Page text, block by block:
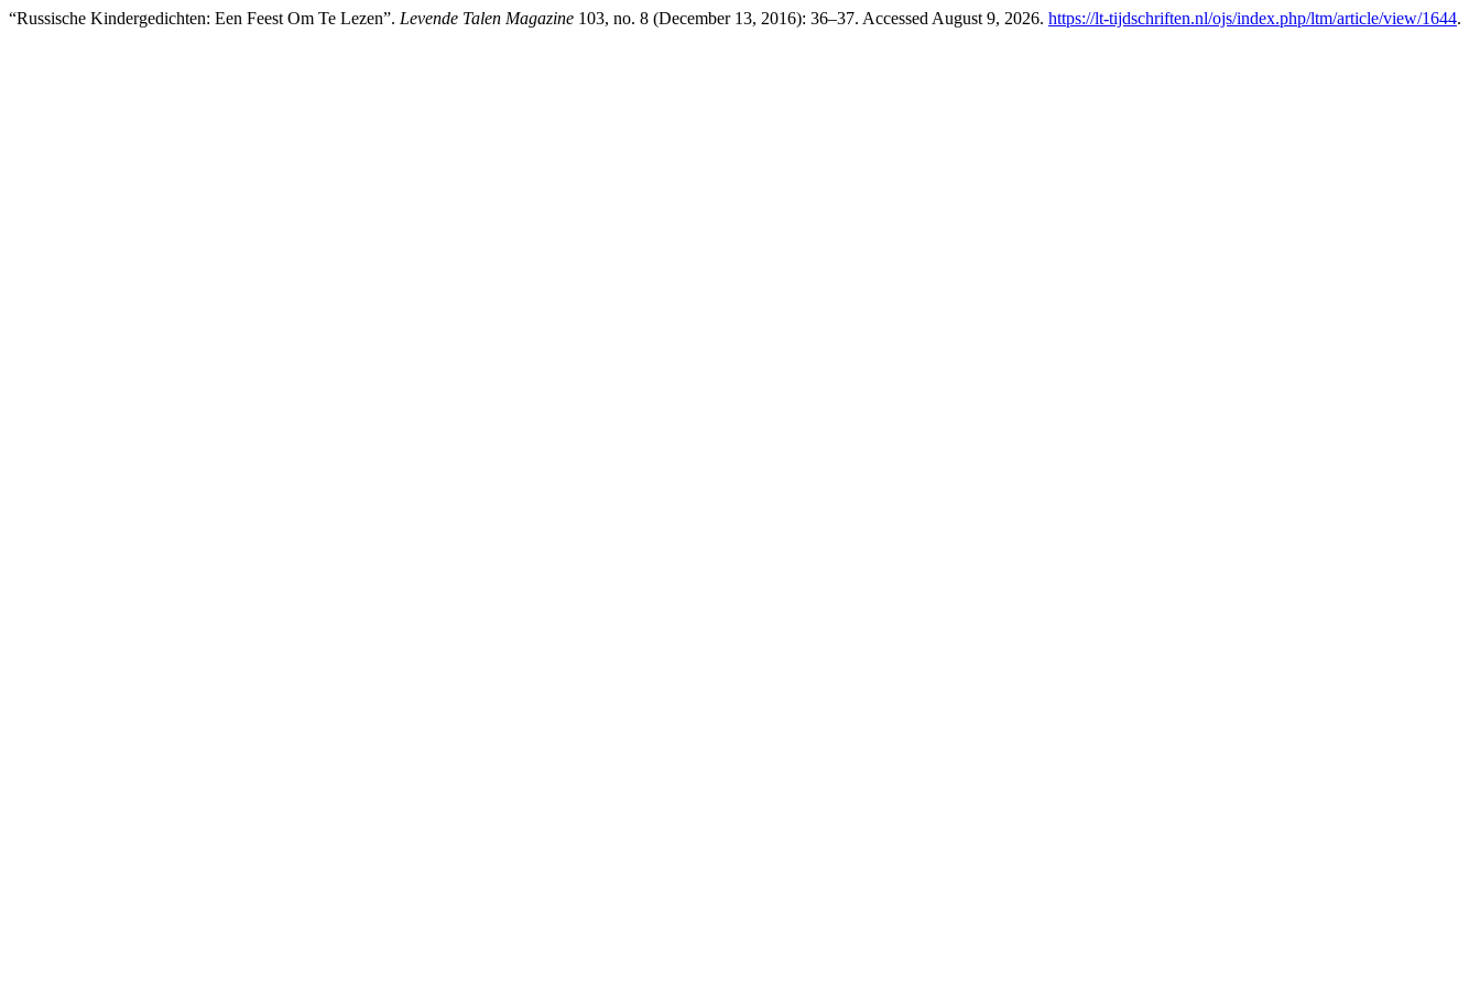
“Russische Kindergedichten: Een Feest Om Te Lezen”. Levende Talen Magazine 103, no. 8 (December 13, 2016): 36–37. Accessed August 9, 2026. https://lt-tijdschriften.nl/ojs/index.php/ltm/article/view/1644.